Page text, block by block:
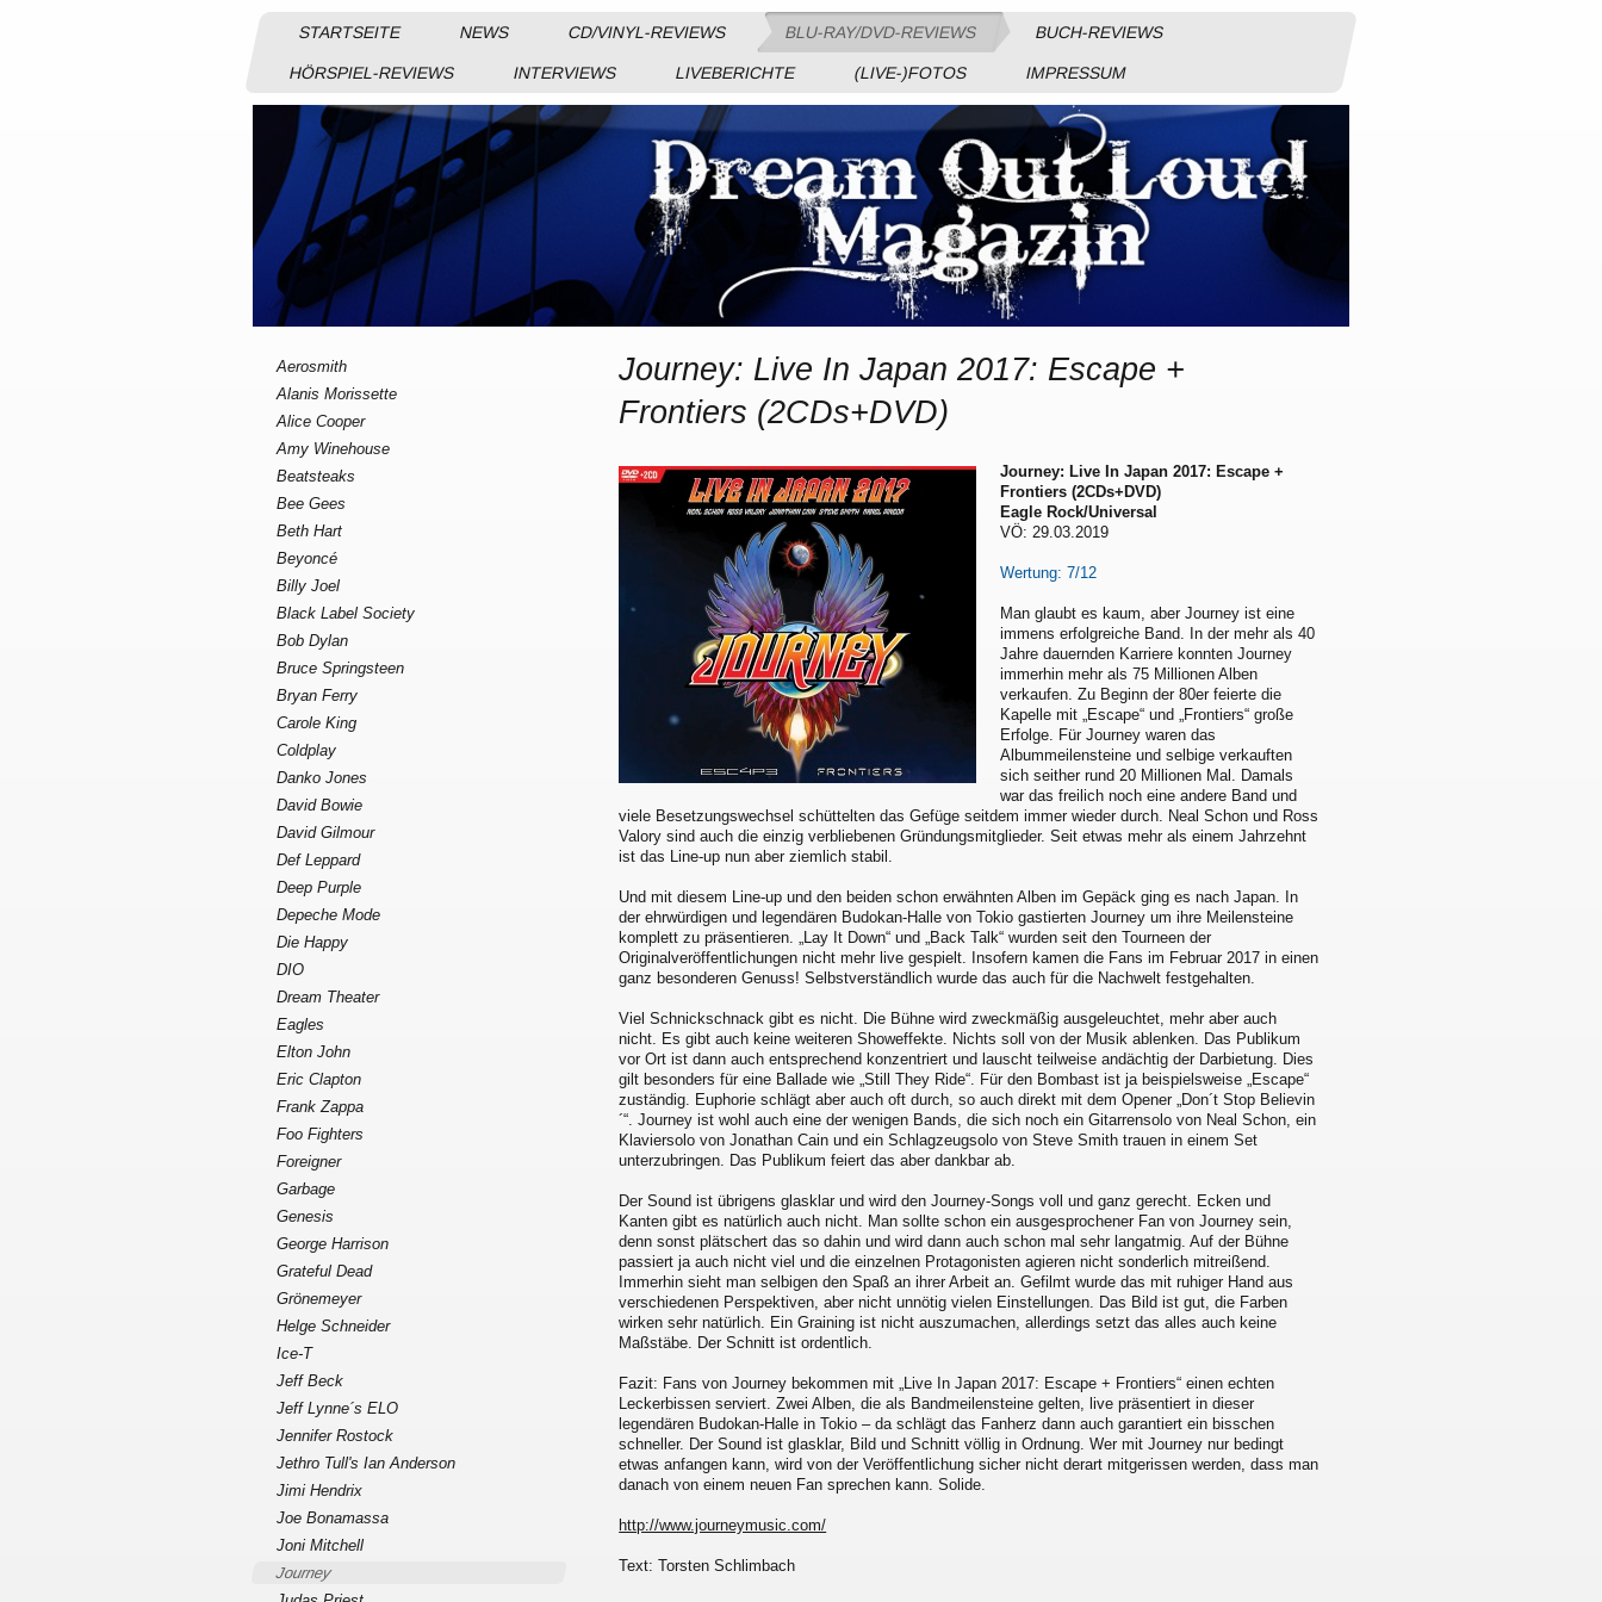
STARTSEITE NEWS CD/VINYL-REVIEWS BLU-RAY/DVD-REVIEWS BUCH-REVIEWS
HÖRSPIEL-REVIEWS INTERVIEWS LIVEBERICHTE (LIVE-)FOTOS IMPRESSUM
Journey: Live In Japan 2017: Escape +
Frontiers (2CDs+DVD)
Journey: Live In Japan 2017: Escape +
Frontiers (2CDs+DVD)
Eagle Rock/Universal
VÖ: 29.03.2019
Wertung: 7/12
Man glaubt es kaum, aber Journey ist eine
immens erfolgreiche Band. In der mehr als 40
Jahre dauernden Karriere konnten Journey
immerhin mehr als 75 Millionen Alben
verkaufen. Zu Beginn der 80er feierte die
Kapelle mit „Escape“ und „Frontiers“ große
Erfolge. Für Journey waren das
Albummeilensteine und selbige verkauften
sich seither rund 20 Millionen Mal. Damals
war das freilich noch eine andere Band und
viele Besetzungswechsel schüttelten das Gefüge seitdem immer wieder durch. Neal Schon und Ross
Valory sind auch die einzig verbliebenen Gründungsmitglieder. Seit etwas mehr als einem Jahrzehnt
ist das Line-up nun aber ziemlich stabil.
Und mit diesem Line-up und den beiden schon erwähnten Alben im Gepäck ging es nach Japan. In
der ehrwürdigen und legendären Budokan-Halle von Tokio gastierten Journey um ihre Meilensteine
komplett zu präsentieren. „Lay It Down“ und „Back Talk“ wurden seit den Tourneen der
Originalveröffentlichungen nicht mehr live gespielt. Insofern kamen die Fans im Februar 2017 in einen
ganz besonderen Genuss! Selbstverständlich wurde das auch für die Nachwelt festgehalten.
Viel Schnickschnack gibt es nicht. Die Bühne wird zweckmäßig ausgeleuchtet, mehr aber auch
nicht. Es gibt auch keine weiteren Showeffekte. Nichts soll von der Musik ablenken. Das Publikum
vor Ort ist dann auch entsprechend konzentriert und lauscht teilweise andächtig der Darbietung. Dies
gilt besonders für eine Ballade wie „Still They Ride“. Für den Bombast ist ja beispielsweise „Escape“
zuständig. Euphorie schlägt aber auch oft durch, so auch direkt mit dem Opener „Don´t Stop Believin
´“. Journey ist wohl auch eine der wenigen Bands, die sich noch ein Gitarrensolo von Neal Schon, ein
Klaviersolo von Jonathan Cain und ein Schlagzeugsolo von Steve Smith trauen in einem Set
unterzubringen. Das Publikum feiert das aber dankbar ab.
Der Sound ist übrigens glasklar und wird den Journey-Songs voll und ganz gerecht. Ecken und
Kanten gibt es natürlich auch nicht. Man sollte schon ein ausgesprochener Fan von Journey sein,
denn sonst plätschert das so dahin und wird dann auch schon mal sehr langatmig. Auf der Bühne
passiert ja auch nicht viel und die einzelnen Protagonisten agieren nicht sonderlich mitreißend.
Immerhin sieht man selbigen den Spaß an ihrer Arbeit an. Gefilmt wurde das mit ruhiger Hand aus
verschiedenen Perspektiven, aber nicht unnötig vielen Einstellungen. Das Bild ist gut, die Farben
wirken sehr natürlich. Ein Graining ist nicht auszumachen, allerdings setzt das alles auch keine
Maßstäbe. Der Schnitt ist ordentlich.
Fazit: Fans von Journey bekommen mit „Live In Japan 2017: Escape + Frontiers“ einen echten
Leckerbissen serviert. Zwei Alben, die als Bandmeilensteine gelten, live präsentiert in dieser
legendären Budokan-Halle in Tokio – da schlägt das Fanherz dann auch garantiert ein bisschen
schneller. Der Sound ist glasklar, Bild und Schnitt völlig in Ordnung. Wer mit Journey nur bedingt
etwas anfangen kann, wird von der Veröffentlichung sicher nicht derart mitgerissen werden, dass man
danach von einem neuen Fan sprechen kann. Solide.
http://www.journeymusic.com/
Text: Torsten Schlimbach
Aerosmith
Alanis Morissette
Alice Cooper
Amy Winehouse
Beatsteaks
Bee Gees
Beth Hart
Beyoncé
Billy Joel
Black Label Society
Bob Dylan
Bruce Springsteen
Bryan Ferry
Carole King
Coldplay
Danko Jones
David Bowie
David Gilmour
Def Leppard
Deep Purple
Depeche Mode
Die Happy
DIO
Dream Theater
Eagles
Elton John
Eric Clapton
Frank Zappa
Foo Fighters
Foreigner
Garbage
Genesis
George Harrison
Grateful Dead
Grönemeyer
Helge Schneider
Ice-T
Jeff Beck
Jeff Lynne´s ELO
Jennifer Rostock
Jethro Tull's Ian Anderson
Jimi Hendrix
Joe Bonamassa
Joni Mitchell
Journey